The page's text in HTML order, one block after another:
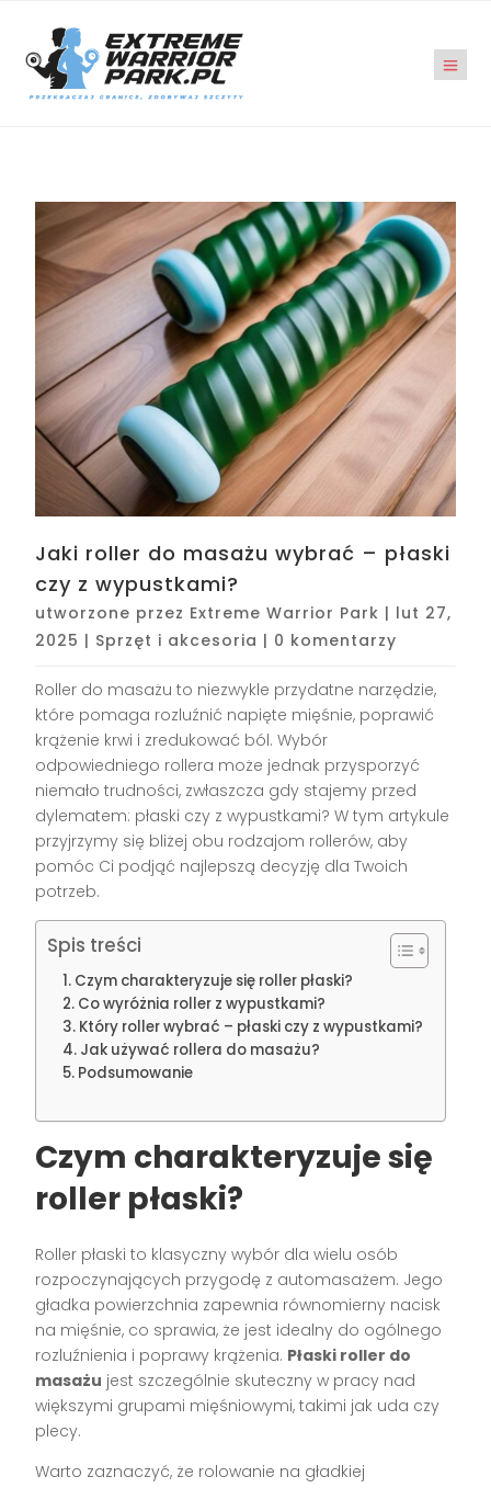
Jaki roller do masażu wybrać – płaski
czy z wypustkami?
utworzone przez Extreme Warrior Park | lut 27,
2025 | Sprzęt i akcesoria | 0 komentarzy
Roller do masażu to niezwykle przydatne narzędzie,
które pomaga rozluźnić napięte mięśnie, poprawić
krążenie krwi i zredukować ból. Wybór
odpowiedniego rollera może jednak przysporzyć
niemało trudności, zwłaszcza gdy stajemy przed
dylematem: płaski czy z wypustkami? W tym artykule
przyjrzymy się bliżej obu rodzajom rollerów, aby
pomóc Ci podjąć najlepszą decyzję dla Twoich
potrzeb.
Spis treści
Czym charakteryzuje się roller płaski?
Co wyróżnia roller z wypustkami?
Który roller wybrać – płaski czy z wypustkami?
Jak używać rollera do masażu?
Podsumowanie
Czym charakteryzuje się
roller płaski?
Roller płaski to klasyczny wybór dla wielu osób
rozpoczynających przygodę z automasażem. Jego
gładka powierzchnia zapewnia równomierny nacisk
na mięśnie, co sprawia, że jest idealny do ogólnego
rozluźnienia i poprawy krążenia. Płaski roller do
masażu jest szczególnie skuteczny w pracy nad
większymi grupami mięśniowymi, takimi jak uda czy
plecy.
Warto zaznaczyć, że rolowanie na gładkiej